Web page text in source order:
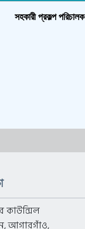
সহকারী প্রকল্প পরিচালক
কাউন্সিল
আগারগাঁও,